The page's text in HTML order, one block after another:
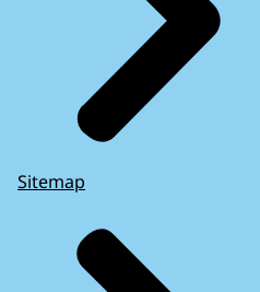
Sitemap